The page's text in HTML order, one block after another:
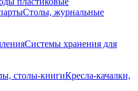
Столы, журнальные
Системы хранения для
столы-книгиКресла-качалки,